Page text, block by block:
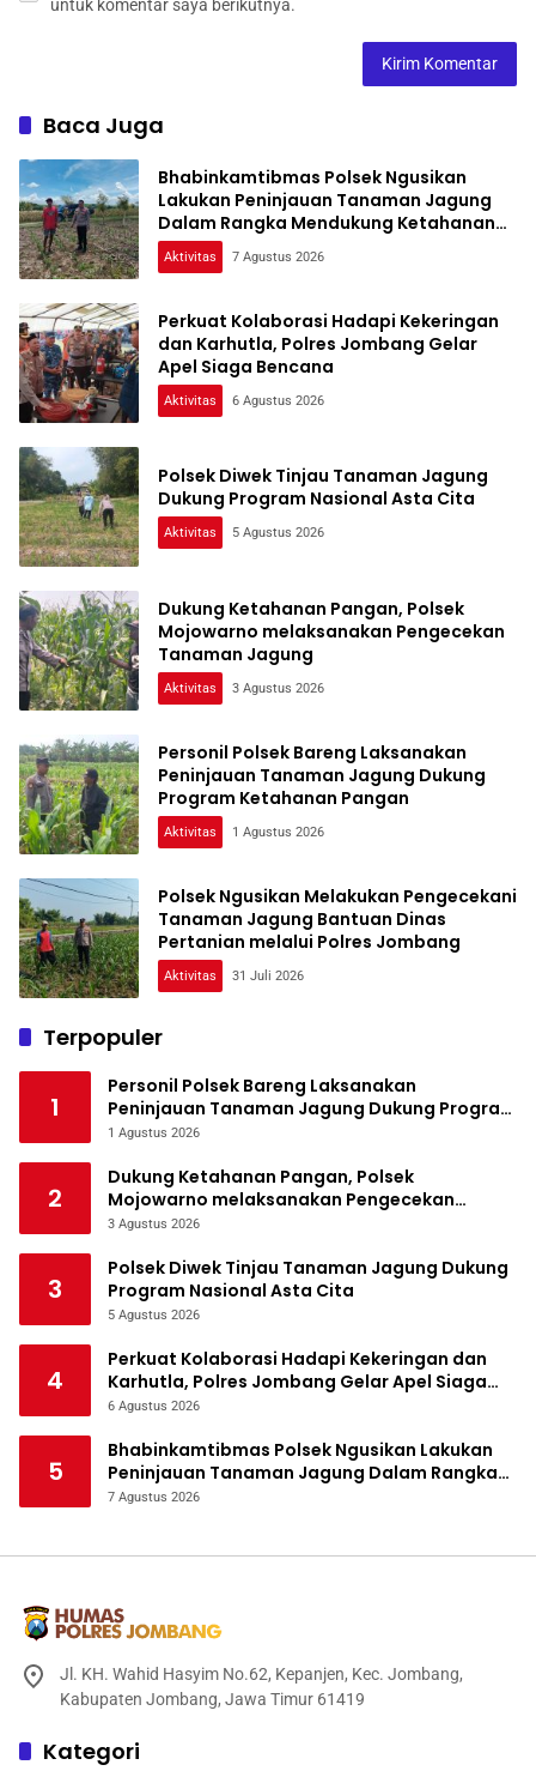
untuk komentar saya berikutnya.
Baca Juga
Bhabinkamtibmas Polsek Ngusikan
Lakukan Peninjauan Tanaman Jagung
Dalam Rangka Mendukung Ketahanan
Pangan
Aktivitas 7 Agustus 2026
Perkuat Kolaborasi Hadapi Kekeringan
dan Karhutla, Polres Jombang Gelar
Apel Siaga Bencana
Aktivitas 6 Agustus 2026
Polsek Diwek Tinjau Tanaman Jagung
Dukung Program Nasional Asta Cita
Aktivitas 5 Agustus 2026
Dukung Ketahanan Pangan, Polsek
Mojowarno melaksanakan Pengecekan
Tanaman Jagung
Aktivitas 3 Agustus 2026
Personil Polsek Bareng Laksanakan
Peninjauan Tanaman Jagung Dukung
Program Ketahanan Pangan
Aktivitas 1 Agustus 2026
Polsek Ngusikan Melakukan Pengecekani
Tanaman Jagung Bantuan Dinas
Pertanian melalui Polres Jombang
Aktivitas 31 Juli 2026
Terpopuler
1
Personil Polsek Bareng Laksanakan
Peninjauan Tanaman Jagung Dukung Program
Ketahanan Pangan
1 Agustus 2026
2
Dukung Ketahanan Pangan, Polsek
Mojowarno melaksanakan Pengecekan
Tanaman Jagung
3 Agustus 2026
3
Polsek Diwek Tinjau Tanaman Jagung Dukung
Program Nasional Asta Cita
5 Agustus 2026
4
Perkuat Kolaborasi Hadapi Kekeringan dan
Karhutla, Polres Jombang Gelar Apel Siaga
Bencana
6 Agustus 2026
5
Bhabinkamtibmas Polsek Ngusikan Lakukan
Peninjauan Tanaman Jagung Dalam Rangka
Mendukung Ketahanan Pangan
7 Agustus 2026
Jl. KH. Wahid Hasyim No.62, Kepanjen, Kec. Jombang,
Kabupaten Jombang, Jawa Timur 61419
Kategori